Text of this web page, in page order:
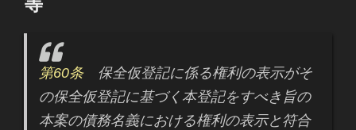
第60条保全仮登記に係る権利の表示がそ
の保全仮登記に基づく本登記をすべき旨の
本案の債務名義における権利の表示と符合